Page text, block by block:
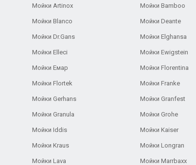
Мойки Artinox Мойки Bamboo
Мойки Blanco Мойки Deante
Мойки Dr.Gans Мойки Elghansa
Мойки Elleci Мойки Ewigstein
Мойки Емар Мойки Florentina
Мойки Flortek Мойки Franke
Мойки Gerhans Мойки Granfest
Мойки Granula Мойки Grohe
Мойки Iddis Мойки Kaiser
Мойки Kraus Мойки Longran
Мойки Lava Мойки Marrbaxx